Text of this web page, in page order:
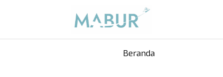
Beranda